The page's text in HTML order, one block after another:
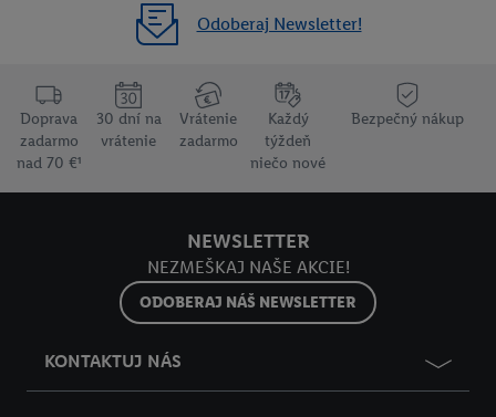
Odoberaj Newsletter!
Doprava
zadarmo
nad 70 €¹
30 dní na
vrátenie
Vrátenie
zadarmo
Každý
týždeň
niečo nové
Bezpečný nákup
NEWSLETTER
NEZMEŠKAJ NAŠE AKCIE!
ODOBERAJ NÁŠ NEWSLETTER
KONTAKTUJ NÁS